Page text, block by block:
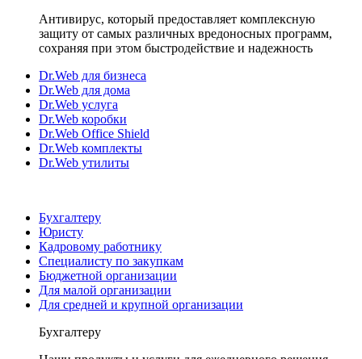
Антивирус, который предоставляет комплексную
защиту от самых различных вредоносных программ,
сохраняя при этом быстродействие и надежность
Dr.Web для бизнеса
Dr.Web для дома
Dr.Web услуга
Dr.Web коробки
Dr.Web Office Shield
Dr.Web комплекты
Dr.Web утилиты
Бухгалтеру
Юристу
Кадровому работнику
Специалисту по закупкам
Бюджетной организации
Для малой организации
Для средней и крупной организации
Бухгалтеру